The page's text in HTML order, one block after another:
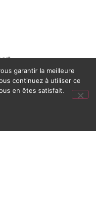
garantir la meilleure
continuez à utiliser ce
en êtes satisfait.